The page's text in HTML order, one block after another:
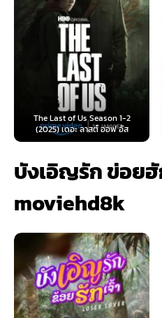
Last of Us Season 1-2
เดอะ ลาสต์ ออฟ อัส
F1 The
บังเอิญรัก ข่อยฮั
moviehd8k